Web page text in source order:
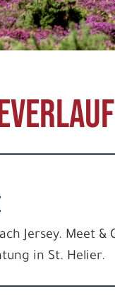
Jersey. Meet
in St. Helier.